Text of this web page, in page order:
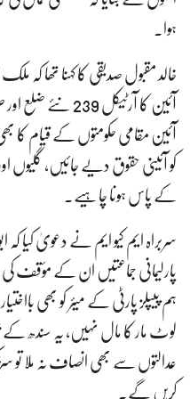
ہوا۔
خالد مقبول صدیقی کا کہنا تھا کہ
آئین کا آرٹیکل
آئین مقامی حکومتوں کے قیام کا
کو آئینی حقوق دیے جائیں، گلیوں
کے پاس ہونا چاہیے۔
سربراہ ایم کیو ایم نے دعویٰ کیا
پارلیمانی جماعتیں ان کے مؤقف
ہم پیپلز پارٹی کے میئر کو بھی
عدالتوں سے بھی انصاف نہ ملا تو
کریں گے۔